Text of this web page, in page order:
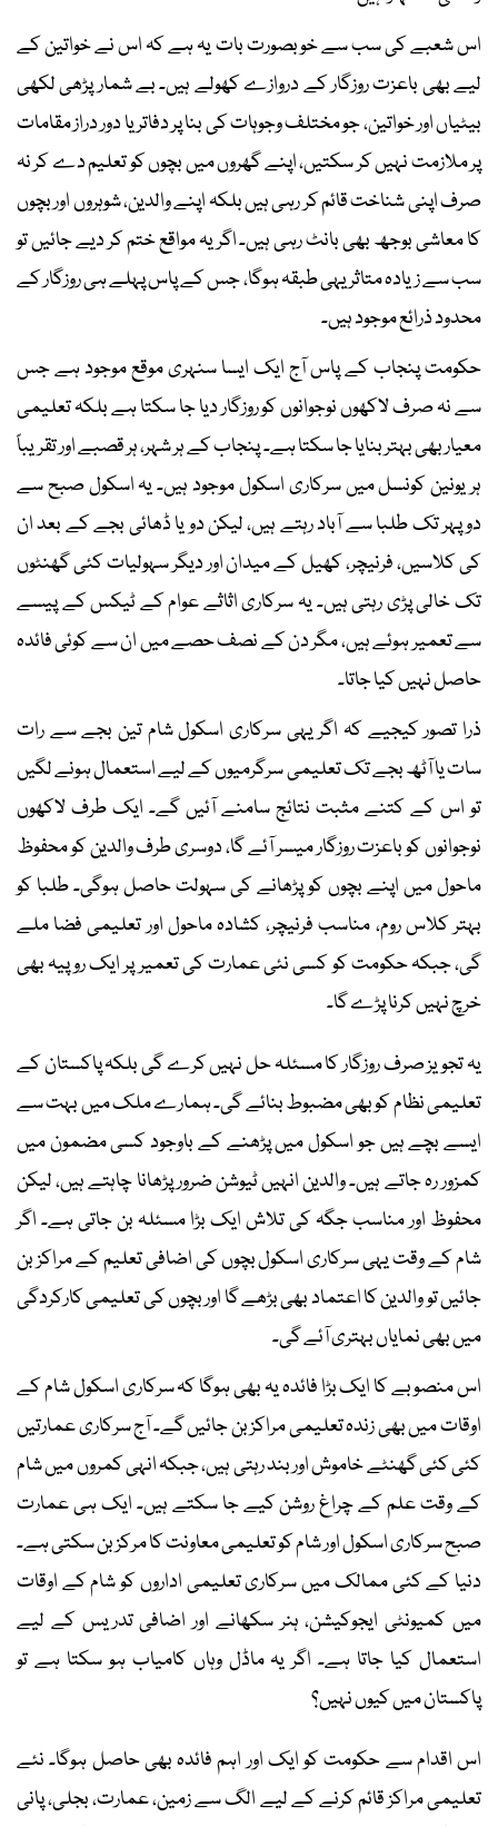
اس شعبے کی سب سے خوبصورت بات یہ ہے کہ اس نے خواتین کے
لیے بھی باعزت روزگار کے دروازے کھولے ہیں۔ بے شمار پڑھی لکھی
بیٹیاں اور خواتین، جو مختلف وجوہات کی بنا پر دفاتر یا دور دراز مقامات
پر ملازمت نہیں کر سکتیں، اپنے گھروں میں بچوں کو تعلیم دے کر نہ
صرف اپنی شناخت قائم کر رہی ہیں بلکہ اپنے والدین، شوہروں اور بچوں
کا معاشی بوجھ بھی بانٹ رہی ہیں۔ اگر یہ مواقع ختم کر دیے جائیں تو
سب سے زیادہ متاثر یہی طبقہ ہوگا، جس کے پاس پہلے ہی روزگار کے
محدود ذرائع موجود ہیں۔
حکومت پنجاب کے پاس آج ایک ایسا سنہری موقع موجود ہے جس
سے نہ صرف لاکھوں نوجوانوں کو روزگار دیا جا سکتا ہے بلکہ تعلیمی
معیار بھی بہتر بنایا جا سکتا ہے۔ پنجاب کے ہر شہر، ہر قصبے اور تقریباً
ہر یونین کونسل میں سرکاری اسکول موجود ہیں۔ یہ اسکول صبح سے
دوپہر تک طلبا سے آباد رہتے ہیں، لیکن دو یا ڈھائی بجے کے بعد ان
کی کلاسیں، فرنیچر، کھیل کے میدان اور دیگر سہولیات کئی گھنٹوں
تک خالی پڑی رہتی ہیں۔ یہ سرکاری اثاثے عوام کے ٹیکس کے پیسے
سے تعمیر ہوئے ہیں، مگر دن کے نصف حصے میں ان سے کوئی فائدہ
حاصل نہیں کیا جاتا۔
ذرا تصور کیجیے کہ اگر یہی سرکاری اسکول شام تین بجے سے رات
سات یا آٹھ بجے تک تعلیمی سرگرمیوں کے لیے استعمال ہونے لگیں
تو اس کے کتنے مثبت نتائج سامنے آئیں گے۔ ایک طرف لاکھوں
نوجوانوں کو باعزت روزگار میسر آئے گا، دوسری طرف والدین کو محفوظ
ماحول میں اپنے بچوں کو پڑھانے کی سہولت حاصل ہوگی۔ طلبا کو
بہتر کلاس روم، مناسب فرنیچر، کشادہ ماحول اور تعلیمی فضا ملے
گی، جبکہ حکومت کو کسی نئی عمارت کی تعمیر پر ایک روپیہ بھی
خرچ نہیں کرنا پڑے گا۔
یہ تجویز صرف روزگار کا مسئلہ حل نہیں کرے گی بلکہ پاکستان کے
تعلیمی نظام کو بھی مضبوط بنائے گی۔ ہمارے ملک میں بہت سے
ایسے بچے ہیں جو اسکول میں پڑھنے کے باوجود کسی مضمون میں
کمزور رہ جاتے ہیں۔ والدین انہیں ٹیوشن ضرور پڑھانا چاہتے ہیں، لیکن
محفوظ اور مناسب جگہ کی تلاش ایک بڑا مسئلہ بن جاتی ہے۔ اگر
شام کے وقت یہی سرکاری اسکول بچوں کی اضافی تعلیم کے مراکز بن
جائیں تو والدین کا اعتماد بھی بڑھے گا اور بچوں کی تعلیمی کارکردگی
میں بھی نمایاں بہتری آئے گی۔
اس منصوبے کا ایک بڑا فائدہ یہ بھی ہوگا کہ سرکاری اسکول شام کے
اوقات میں بھی زندہ تعلیمی مراکز بن جائیں گے۔ آج سرکاری عمارتیں
کئی کئی گھنٹے خاموش اور بند رہتی ہیں، جبکہ انہی کمروں میں شام
کے وقت علم کے چراغ روشن کیے جا سکتے ہیں۔ ایک ہی عمارت
صبح سرکاری اسکول اور شام کو تعلیمی معاونت کا مرکز بن سکتی ہے۔
دنیا کے کئی ممالک میں سرکاری تعلیمی اداروں کو شام کے اوقات
میں کمیونٹی ایجوکیشن، ہنر سکھانے اور اضافی تدریس کے لیے
استعمال کیا جاتا ہے۔ اگر یہ ماڈل وہاں کامیاب ہو سکتا ہے تو
پاکستان میں کیوں نہیں؟
اس اقدام سے حکومت کو ایک اور اہم فائدہ بھی حاصل ہوگا۔ نئے
تعلیمی مراکز قائم کرنے کے لیے الگ سے زمین، عمارت، بجلی، پانی